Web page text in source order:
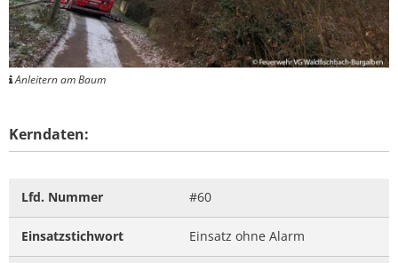
Anleitern am Baum
Kerndaten:
Lfd. Nummer #60
Einsatzstichwort Einsatz ohne Alarm